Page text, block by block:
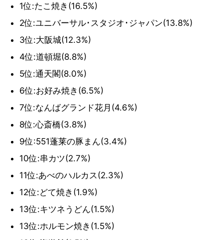
1位:たこ焼き(16.5%)
2位:ユニバーサル･スタジオ･ジャパン(13.8%)
3位:大阪城(12.3%)
4位:道頓堀(8.8%)
5位:通天閣(8.0%)
6位:お好み焼き(6.5%)
7位:なんばグランド花月(4.6%)
8位:心斎橋(3.8%)
9位:551蓬莱の豚まん(3.4%)
10位:串カツ(2.7%)
11位:あべのハルカス(2.3%)
12位:どて焼き(1.9%)
13位:キツネうどん(1.5%)
13位:ホルモン焼き(1.5%)